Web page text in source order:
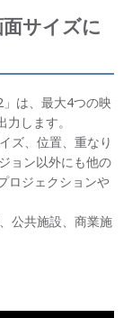
サイズに
は、最大4つの映
します。
ズ、位置、重なり
ョン以外にも他の
ロジェクションや
公共施設、商業施